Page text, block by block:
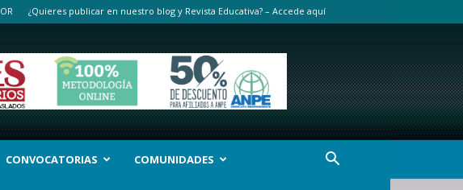
¿Quieres publicar en nuestro blog y Revista Educativa? – Accede aquí
CONVOCATORIAS COMUNIDADES